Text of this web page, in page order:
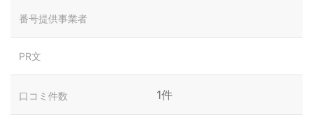
番号提供事業者
PR文
口コミ件数 1件